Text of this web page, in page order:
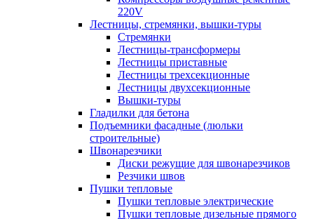
220V
Лестницы, стремянки, вышки-туры
Стремянки
Лестницы-трансформеры
Лестницы приставные
Лестницы трехсекционные
Лестницы двухсекционные
Вышки-туры
Гладилки для бетона
Подъемники фасадные (люльки
строительные)
Швонарезчики
Диски режущие для швонарезчиков
Резчики швов
Пушки тепловые
Пушки тепловые электрические
Пушки тепловые дизельные прямого